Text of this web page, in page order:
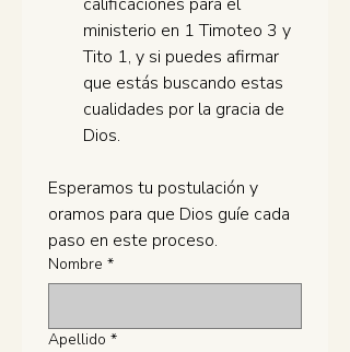
ministerio en 1 Timoteo 3 y
Tito 1, y si puedes afirmar
que estás buscando estas
cualidades por la gracia de
Dios.
Esperamos tu postulación y
oramos para que Dios guíe cada
paso en este proceso.
Nombre *
Apellido *